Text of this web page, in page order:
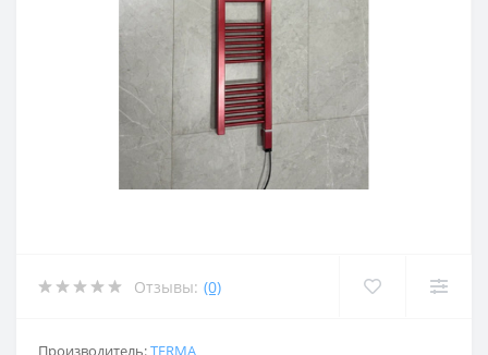
Отзывы: (0)
Производитель:TERMA